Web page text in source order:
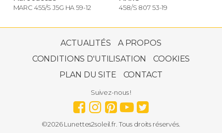
MARC 455/S J5G HA 59-12
458/S 807 53-19
Marc Jacobs
MARC 458/S 09Q 53-19
ACTUALITÉS
A PROPOS
CONDITIONS D'UTILISATION
COOKIES
PLAN DU SITE
CONTACT
Suivez-nous !
©2026 Lunettes2soleil.fr. Tous droits réservés.